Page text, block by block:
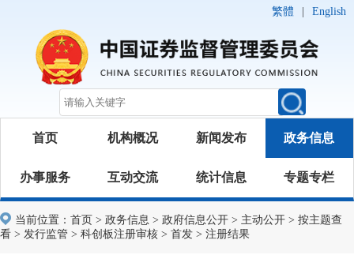
繁體 English
首页 机构概况 新闻发布 政务信息
办事服务 互动交流 统计信息 专题专栏
当前位置： 首页 > 政务信息 > 政府信息公开 > 主动公开 > 按主题查
看 > 发行监管 > 科创板注册审核 > 首发 > 注册结果